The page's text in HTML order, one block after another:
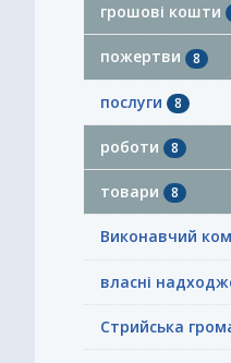
грошові кошти
пожертви 8
послуги 8
роботи 8
товари 8
Виконавчий
власні
Стрийська